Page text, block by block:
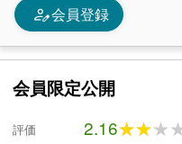
person_edit会員登録
会員限定公開
評価 2.16